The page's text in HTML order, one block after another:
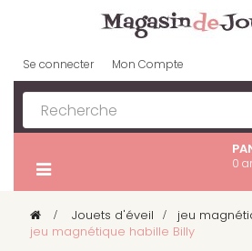
Se connecter Mon Compte
0
> Jouets d'éveil > jeu
jeu magnétique habille Billy